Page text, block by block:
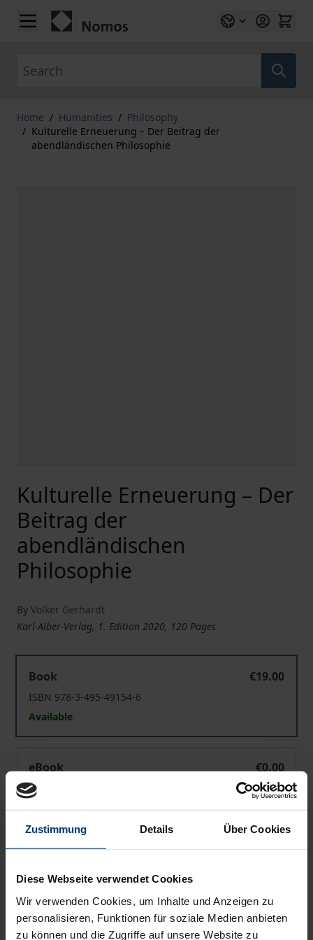
Zustimmung Details Über Cookies
Diese Webseite verwendet Cookies
Wir verwenden Cookies, um Inhalte und Anzeigen zu
personalisieren, Funktionen für soziale Medien anbieten
zu können und die Zugriffe auf unsere Website zu
Skip to Content
Home / Humanities / Philosophy
/ Kulturelle Erneuerung – Der Beitrag der
abendländischen Philosophie
Kulturelle Erneuerung – Der
Beitrag der
abendländischen
Philosophie
By Volker Gerhardt
Karl-Alber-Verlag, 1. Edition 2020, 120 Pages
Book
€19.00
ISBN 978-3-495-49154-6
Available
eBook
€0.00
ISBN 978-3-495-81992-0
Available
Add to Cart
Add to Wish List